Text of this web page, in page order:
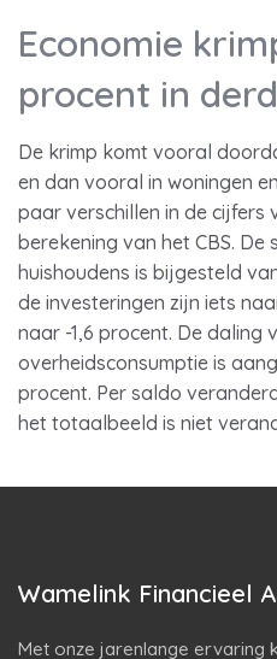
Economie
procent in
De krimp komt vooral
en dan vooral in woningen
paar verschillen in de cijfers
berekening van het CBS.
huishoudens is bijgesteld
de investeringen zijn iets
naar -1,6 procent. De daling
overheidsconsumptie is
procent. Per saldo
het totaalbeeld is niet
Wamelink Financieel
Met onze jarenlange ervaring